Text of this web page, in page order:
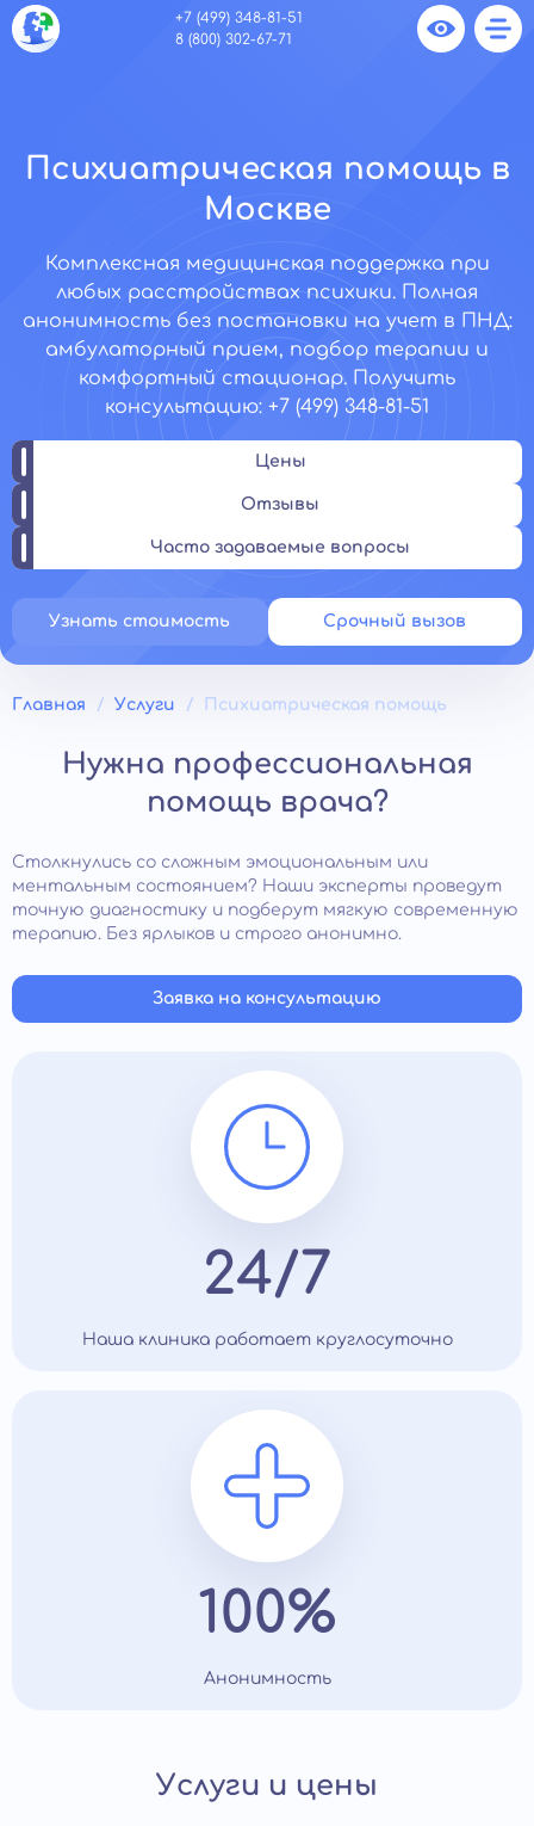
+7 (499) 348-81-51
8 (800) 302-67-71
Психиатрическая помощь в
Москве
Комплексная медицинская поддержка при
любых расстройствах психики. Полная
анонимность без постановки на учет в ПНД:
амбулаторный прием, подбор терапии и
комфортный стационар. Получить
консультацию: +7 (499) 348-81-51
Цены
Отзывы
Часто задаваемые вопросы
Узнать стоимость Срочный вызов
Главная Услуги Психиатрическая помощь
Нужна профессиональная
помощь врача?
Столкнулись со сложным эмоциональным или
ментальным состоянием? Наши эксперты проведут
точную диагностику и подберут мягкую современную
терапию. Без ярлыков и строго анонимно.
Заявка на консультацию
24/7
Наша клиника работает круглосуточно
100%
Анонимность
Услуги и цены